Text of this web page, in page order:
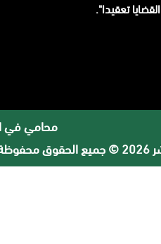
القضايا تعقيدا".
محامي في